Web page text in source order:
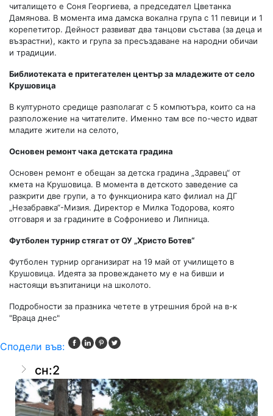
читалището е Соня Георгиева, а председател Цветанка
Дамянова. В момента има дамска вокална група с 11 певици и 1
корепетитор. Дейност развиват два танцови състава (за деца и
възрастни), както и група за пресъздаване на народни обичаи
и традиции.
Библиотеката е притегателен център за младежите от село
Крушовица
В културното средище разполагат с 5 компютъра, които са на
разположение на читателите. Именно там все по-често идват
младите жители на селото,
Основен ремонт чака детската градина
Основен ремонт е обещан за детска градина „Здравец“ от
кмета на Крушовица. В момента в детското заведение са
разкрити две групи, а то функционира като филиал на ДГ
„Незабравка“-Мизия. Директор е Милка Тодорова, която
отговаря и за градините в Софрониево и Липница.
Футболен турнир стягат от ОУ „Христо Ботев“
Футболен турнир организират на 19 май от училището в
Крушовица. Идеята за провеждането му е на бивши и
настоящи възпитаници на школото.
Подробности за празника четете в утрешния брой на в-к
"Враца днес"
Сподели във:
сн:2